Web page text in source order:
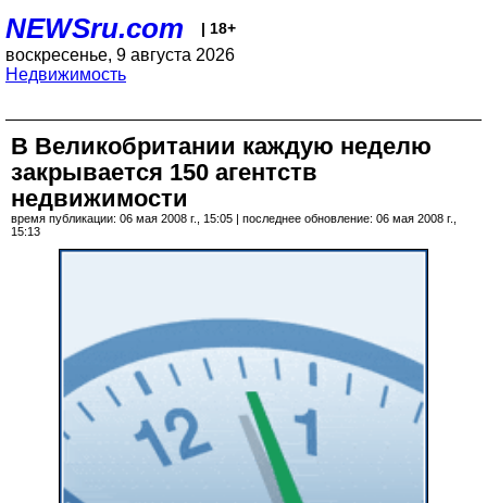
NEWSru.com | 18+
воскресенье, 9 августа 2026
Недвижимость
В Великобритании каждую неделю
закрывается 150 агентств
недвижимости
время публикации: 06 мая 2008 г., 15:05 | последнее обновление: 06 мая 2008 г.,
15:13